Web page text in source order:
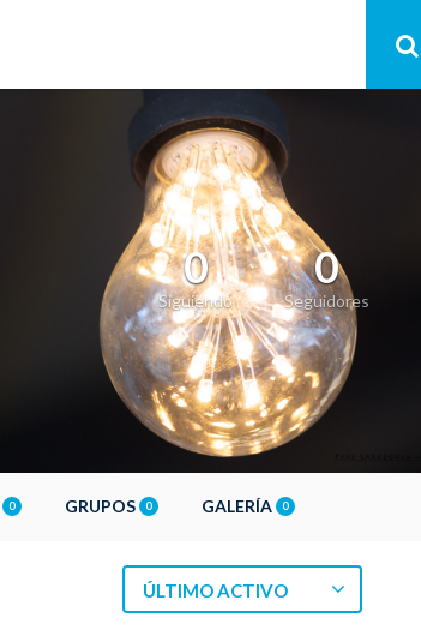
0
Siguiendo
0
Seguidores
0 GRUPOS 0 GALERÍA 0
ÚLTIMO ACTIVO